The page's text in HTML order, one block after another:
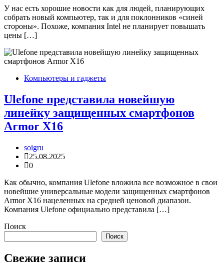
У нас есть хорошие новости как для людей, планирующих
собрать новый компьютер, так и для поклонников «синей
стороны». Похоже, компания Intel не планирует повышать
цены […]
Компьютеры и гаджеты
Ulefone представила новейшую
линейку защищенных смартфонов
Armor X16
soigru
25.08.2025
0
Как обычно, компания Ulefone вложила все возможное в свои
новейшие универсальные модели защищенных смартфонов
Armor X16 нацеленных на средней ценовой диапазон.
Компания Ulefone официально представила […]
Поиск
Поиск
Свежие записи